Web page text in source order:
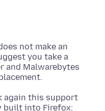
not make an
you take a
and Malwarebytes
again this support